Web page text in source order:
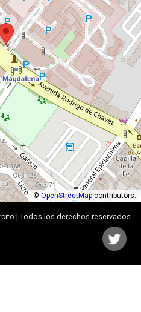
© OpenStreetMap contributors.
| Todos los derechos reservados